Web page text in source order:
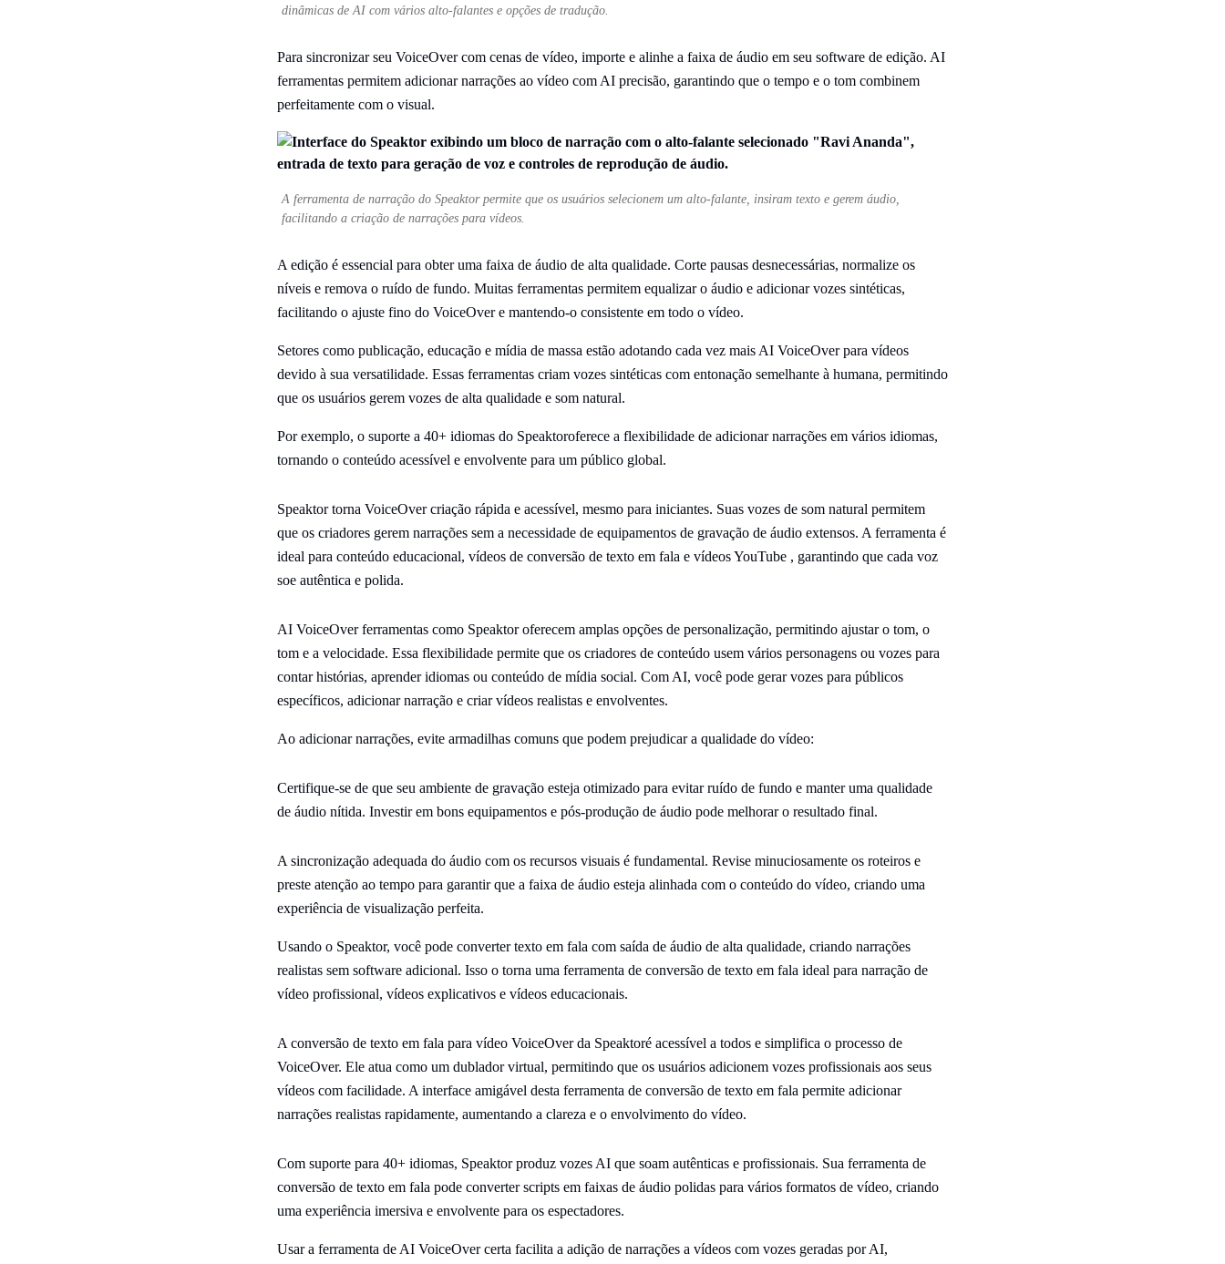
dinâmicas de AI com vários alto-falantes e opções de tradução.
Para sincronizar seu VoiceOver com cenas de vídeo, importe e alinhe a faixa de áudio em seu software de edição. AI
ferramentas permitem adicionar narrações ao vídeo com AI precisão, garantindo que o tempo e o tom combinem
perfeitamente com o visual.
A ferramenta de narração do Speaktor permite que os usuários selecionem um alto-falante, insiram texto e gerem áudio,
facilitando a criação de narrações para vídeos.
A edição é essencial para obter uma faixa de áudio de alta qualidade. Corte pausas desnecessárias, normalize os
níveis e remova o ruído de fundo. Muitas ferramentas permitem equalizar o áudio e adicionar vozes sintéticas,
facilitando o ajuste fino do VoiceOver e mantendo-o consistente em todo o vídeo.
Setores como publicação, educação e mídia de massa estão adotando cada vez mais AI VoiceOver para vídeos
devido à sua versatilidade. Essas ferramentas criam vozes sintéticas com entonação semelhante à humana, permitindo
que os usuários gerem vozes de alta qualidade e som natural.
Por exemplo, o suporte a 40+ idiomas do Speaktoroferece a flexibilidade de adicionar narrações em vários idiomas,
tornando o conteúdo acessível e envolvente para um público global.
Speaktor torna VoiceOver criação rápida e acessível, mesmo para iniciantes. Suas vozes de som natural permitem
que os criadores gerem narrações sem a necessidade de equipamentos de gravação de áudio extensos. A ferramenta é
ideal para conteúdo educacional, vídeos de conversão de texto em fala e vídeos YouTube , garantindo que cada voz
soe autêntica e polida.
AI VoiceOver ferramentas como Speaktor oferecem amplas opções de personalização, permitindo ajustar o tom, o
tom e a velocidade. Essa flexibilidade permite que os criadores de conteúdo usem vários personagens ou vozes para
contar histórias, aprender idiomas ou conteúdo de mídia social. Com AI, você pode gerar vozes para públicos
específicos, adicionar narração e criar vídeos realistas e envolventes.
Ao adicionar narrações, evite armadilhas comuns que podem prejudicar a qualidade do vídeo:
Certifique-se de que seu ambiente de gravação esteja otimizado para evitar ruído de fundo e manter uma qualidade
de áudio nítida. Investir em bons equipamentos e pós-produção de áudio pode melhorar o resultado final.
A sincronização adequada do áudio com os recursos visuais é fundamental. Revise minuciosamente os roteiros e
preste atenção ao tempo para garantir que a faixa de áudio esteja alinhada com o conteúdo do vídeo, criando uma
experiência de visualização perfeita.
Usando o Speaktor, você pode converter texto em fala com saída de áudio de alta qualidade, criando narrações
realistas sem software adicional. Isso o torna uma ferramenta de conversão de texto em fala ideal para narração de
vídeo profissional, vídeos explicativos e vídeos educacionais.
A conversão de texto em fala para vídeo VoiceOver da Speaktoré acessível a todos e simplifica o processo de
VoiceOver. Ele atua como um dublador virtual, permitindo que os usuários adicionem vozes profissionais aos seus
vídeos com facilidade. A interface amigável desta ferramenta de conversão de texto em fala permite adicionar
narrações realistas rapidamente, aumentando a clareza e o envolvimento do vídeo.
Com suporte para 40+ idiomas, Speaktor produz vozes AI que soam autênticas e profissionais. Sua ferramenta de
conversão de texto em fala pode converter scripts em faixas de áudio polidas para vários formatos de vídeo, criando
uma experiência imersiva e envolvente para os espectadores.
Usar a ferramenta de AI VoiceOver certa facilita a adição de narrações a vídeos com vozes geradas por AI,